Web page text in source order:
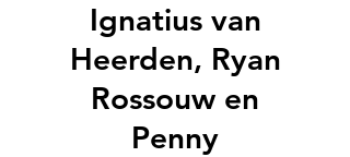
Ignatius van
Heerden, Ryan
Rossouw en
Penny